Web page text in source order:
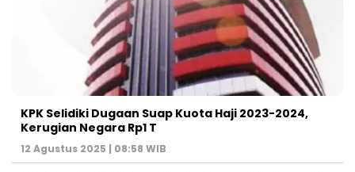
KPK Selidiki Dugaan Suap Kuota Haji 2023-2024,
Kerugian Negara Rp1 T
12 Agustus 2025 | 08:58 WIB